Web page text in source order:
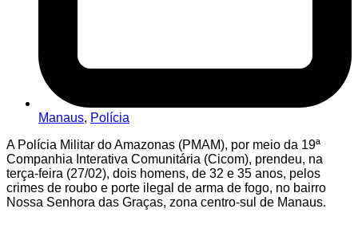
Manaus, Polícia
A Polícia Militar do Amazonas (PMAM), por meio da 19ª
Companhia Interativa Comunitária (Cicom), prendeu, na
terça-feira (27/02), dois homens, de 32 e 35 anos, pelos
crimes de roubo e porte ilegal de arma de fogo, no bairro
Nossa Senhora das Graças, zona centro-sul de Manaus.